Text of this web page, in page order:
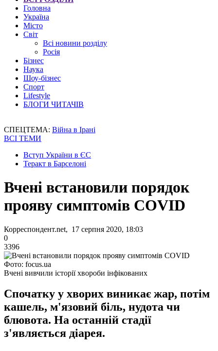
Головна
Україна
Місто
Світ
Всі новини розділу
Росія
Бізнес
Наука
Шоу-бізнес
Спорт
Lifestyle
БЛОГИ ЧИТАЧІВ
СПЕЦТЕМА: Війна в Ірані
ВСІ ТЕМИ
Вступ України в ЄС
Теракт в Барселоні
Вчені встановили порядок
прояву симптомів COVID
Корреспондент.net, 17 серпня 2020, 18:03
0
3396
Фото: focus.ua
Вчені вивчили історії хвороби інфікованих
Спочатку у хворих виникає жар, потім
кашель, м'язовий біль, нудота чи
блювота. На останній стадії
з'являється діарея.